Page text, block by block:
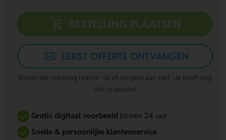
BESTELLING PLAATSEN
EERST OFFERTE ONTVANGEN
Binnen één werkdag reactie · Je zit nergens aan vast · Je hoeft nog
niet te betalen
Gratis digitaal voorbeeldbinnen 24 uur
Snelle & persoonlijke klantenservice